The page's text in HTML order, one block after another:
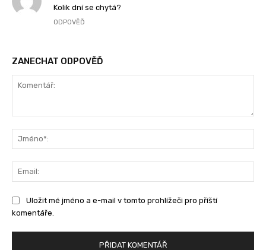
Kolik dní se chytá?
ODPOVĚĎ
ZANECHAT ODPOVĚĎ
Uložit mé jméno a e-mail v tomto prohlížeči pro příští
komentáře.